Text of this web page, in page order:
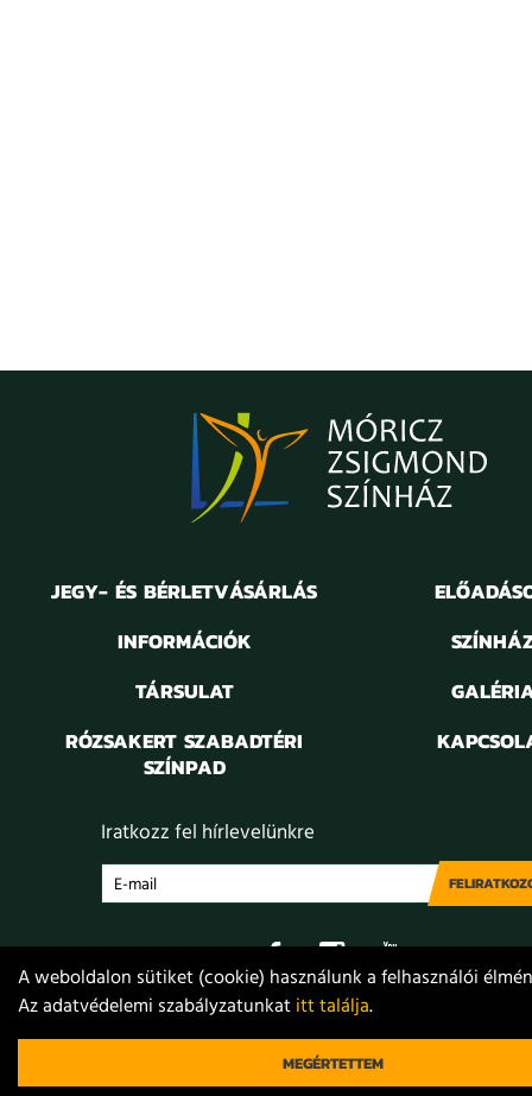
JEGY- ÉS BÉRLETVÁSÁRLÁS
INFORMÁCIÓK
TÁRSULAT
RÓZSAKERT SZABADTÉRI
SZÍNPAD
Iratkozz fel hírlevelünkre
Adatvédelem Jogi nyilatkozat Projektek
© 2021. Móricz Zsigmond Színház
A weboldalon sütiket (cookie) használunk a felhasználói
Az adatvédelemi szabályzatunkatitt találja.
MEGÉRTETTEM